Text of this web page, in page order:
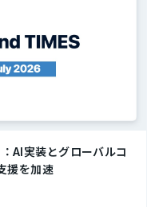
実装とグローバルコ
援を加速